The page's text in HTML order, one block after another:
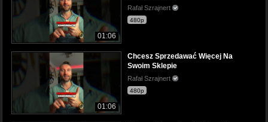
01:06
Rafał Szrajnert
480p
01:06
Chcesz Sprzedawać Więcej Na
Swoim Sklepie
Rafał Szrajnert
480p